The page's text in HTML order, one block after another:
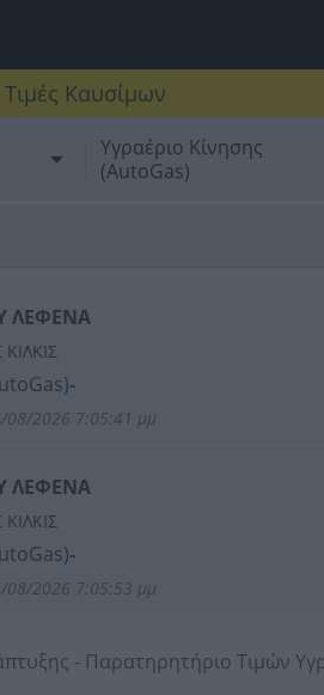
Τιμές Καυσίμων
Υγραέριο Κίνησης
(AutoGas)
ΛΕΦΕΝΑ
-
08/2026 7:05:41 μμ
ΛΕΦΕΝΑ
-
08/2026 7:05:53 μμ
- Παρατηρητήριο Τιμών